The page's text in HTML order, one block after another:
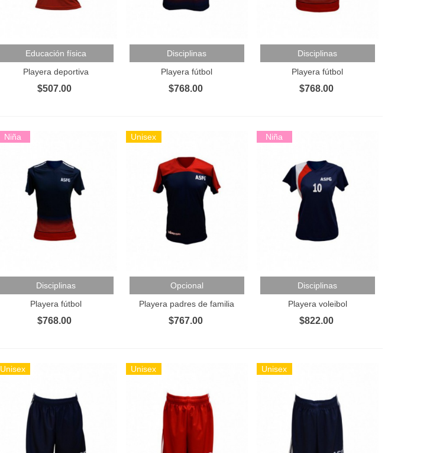
Añadir Al Carrito
Educación física
Playera deportiva
$507.00
Añadir Al Carrito
Disciplinas
Playera fútbol
$768.00
Añadir Al Carrito
Disciplinas
Playera fútbol
$768.00
Niña
Añadir Al Carrito
Disciplinas
Playera fútbol
$768.00
Unisex
Añadir Al Carrito
Opcional
Playera padres de familia
$767.00
Niña
Añadir Al Carrito
Disciplinas
Playera voleibol
$822.00
Unisex Unisex Unisex